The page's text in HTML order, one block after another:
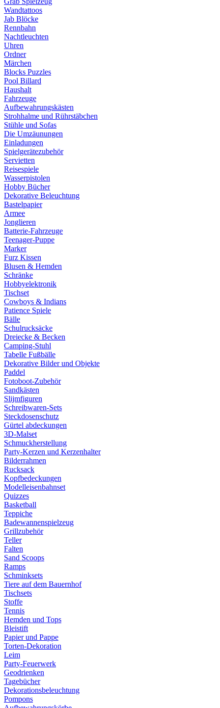
Wandtattoos
Jab Blöcke
Rennbahn
Nachtleuchten
Uhren
Ordner
Märchen
Blocks Puzzles
Pool Billard
Haushalt
Fahrzeuge
Aufbewahrungskästen
Strohhalme und Rührstäbchen
Stühle und Sofas
Die Umzäunungen
Einladungen
Spielgerätezubehör
Servietten
Reisespiele
Wasserpistolen
Hobby Bücher
Dekorative Beleuchtung
Bastelpapier
Armee
Jonglieren
Batterie-Fahrzeuge
Teenager-Puppe
Marker
Furz Kissen
Blusen & Hemden
Schränke
Hobbyelektronik
Tischset
Cowboys & Indians
Patience Spiele
Bälle
Schulrucksäcke
Dreiecke & Becken
Camping-Stuhl
Tabelle Fußbälle
Dekorative Bilder und Objekte
Paddel
Fotoboot-Zubehör
Sandkästen
Slijmfiguren
Schreibwaren-Sets
Steckdosenschutz
Gürtel abdeckungen
3D-Malset
Schmuckherstellung
Party-Kerzen und Kerzenhalter
Bilderrahmen
Rucksack
Kopfbedeckungen
Modelleisenbahnset
Quizzes
Basketball
Teppiche
Badewannenspielzeug
Grillzubehör
Teller
Falten
Sand Scoops
Ramps
Schminksets
Tiere auf dem Bauernhof
Tischsets
Stoffe
Tennis
Hemden und Tops
Bleistift
Papier und Pappe
Torten-Dekoration
Leim
Party-Feuerwerk
Geodrienken
Tagebücher
Dekorationsbeleuchtung
Pompons